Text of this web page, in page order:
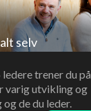
selv
trener du på
varig utvikling og
de du leder.